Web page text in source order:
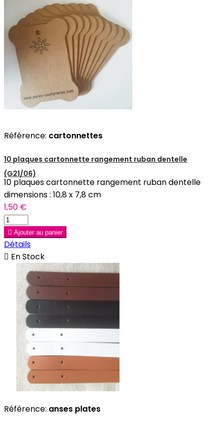
Référence: cartonnettes
10 plaques cartonnette rangement ruban dentelle
(G21/06)
10 plaques cartonnette rangement ruban dentelle
dimensions : 10,8 x 7,8 cm
1,50 €
 Ajouter au panier
Détails
 En Stock
Référence: anses plates